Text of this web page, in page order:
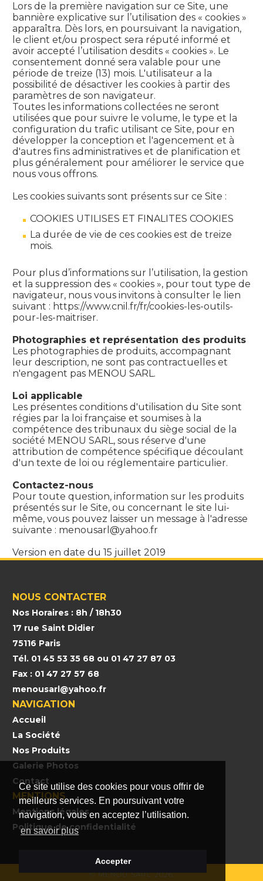
Ce site utilise des cookies pour vous offrir de
meilleurs services. En poursuivant votre
navigation, vous en acceptez l’utilisation.
en savoir plus
Accepter
Lors de la première navigation sur ce Site, une
bannière explicative sur l’utilisation des « cookies »
apparaîtra. Dès lors, en poursuivant la navigation,
le client et/ou prospect sera réputé informé et
avoir accepté l’utilisation desdits « cookies ». Le
consentement donné sera valable pour une
période de treize (13) mois. L'utilisateur a la
possibilité de désactiver les cookies à partir des
paramètres de son navigateur.
Toutes les informations collectées ne seront
utilisées que pour suivre le volume, le type et la
configuration du trafic utilisant ce Site, pour en
développer la conception et l'agencement et à
d'autres fins administratives et de planification et
plus généralement pour améliorer le service que
nous vous offrons.
Les cookies suivants sont présents sur ce Site :
COOKIES UTILISES ET FINALITES COOKIES
La durée de vie de ces cookies est de treize
mois.
Pour plus d’informations sur l’utilisation, la gestion
et la suppression des « cookies », pour tout type de
navigateur, nous vous invitons à consulter le lien
suivant : https://www.cnil.fr/fr/cookies-les-outils-
pour-les-maitriser.
Photographies et représentation des produits
Les photographies de produits, accompagnant
leur description, ne sont pas contractuelles et
n'engagent pas MENOU SARL.
Loi applicable
Les présentes conditions d'utilisation du Site sont
régies par la loi française et soumises à la
compétence des tribunaux du siège social de la
société MENOU SARL, sous réserve d'une
attribution de compétence spécifique découlant
d'un texte de loi ou réglementaire particulier.
Contactez-nous
Pour toute question, information sur les produits
présentés sur le Site, ou concernant le site lui-
même, vous pouvez laisser un message à l'adresse
suivante : menousarl@yahoo.fr
Version en date du 15 juillet 2019
NOUS CONTACTER
Nos Horaires : 8h / 18h30
17 rue Saint Didier
75116 Paris
Tél. 01 45 53 35 68 ou 01 47 27 87 03
Fax : 01 47 27 57 68
menousarl@yahoo.fr
NAVIGATION
Accueil
La Société
Nos Produits
Galerie Photos
Contact
MENTIONS
Mentions légales
Politique de confidentialité
©MENOU SARL 2026